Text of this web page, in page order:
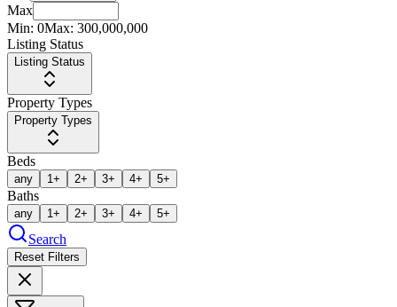
Max
Min: 0Max: 300,000,000
Listing Status
Listing Status
Property Types
Property Types
Beds
any 1+ 2+ 3+ 4+ 5+
Baths
any 1+ 2+ 3+ 4+ 5+
Search
Reset Filters